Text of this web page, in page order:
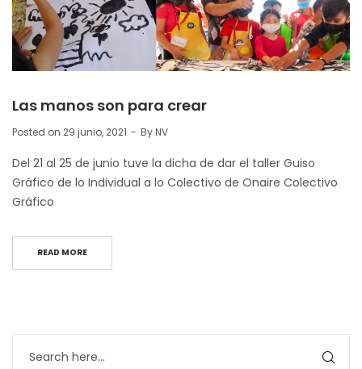
Las manos son para crear
Posted on 29 junio, 2021 ByNV
Del 21 al 25 de junio tuve la dicha de dar el taller Guiso
Gráfico de lo Individual a lo Colectivo de Onaire Colectivo
Gráfico
READ MORE